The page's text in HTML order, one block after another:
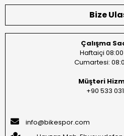
Bize
Çalışma
Haftaiçi 08:00
Cumartesi:
Müşteri
+90 533
info@bikespor.com